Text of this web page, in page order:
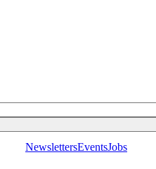
NewslettersEventsJobs